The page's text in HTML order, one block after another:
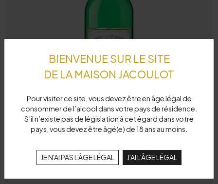
BIENVENUE SUR LE SITE
DE LA MAISON JACOULOT
Pour visiter ce site, vous devez être en âge légal de
consommer de l’alcool dans votre pays de résidence.
S’il n’existe pas de législation à cet égard dans votre
pays, vous devez être âgé(e) de 18 ans au moins.
JE N'AI PAS L'ÂGE LÉGAL J'AI L'ÂGE LÉGAL